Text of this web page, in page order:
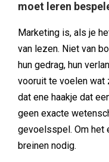
moet leren
Marketing is, als je
van lezen. Niet van
hun gedrag, hun
vooruit te voelen wat
dat ene haakje dat
geen exacte
gevoelsspel. Om het
breinen nodig.